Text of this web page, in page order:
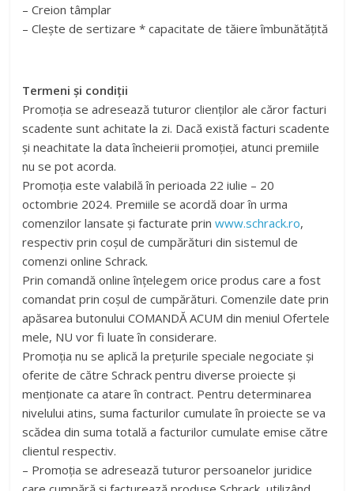
– Creion tâmplar
– Clește de sertizare * capacitate de tăiere îmbunătățită
Termeni și condiții
Promoţia se adresează tuturor clienţilor ale căror facturi
scadente sunt achitate la zi. Dacă există facturi scadente
și neachitate la data încheierii promoției, atunci premiile
nu se pot acorda.
Promoţia este valabilă în perioada 22 iulie – 20
octombrie 2024. Premiile se acordă doar în urma
comenzilor lansate și facturate prinwww.schrack.ro,
respectiv prin coșul de cumpărături din sistemul de
comenzi online Schrack.
Prin comandă online înțelegem orice produs care a fost
comandat prin coșul de cumpărături. Comenzile date prin
apăsarea butonului COMANDĂ ACUM din meniul Ofertele
mele, NU vor fi luate în considerare.
Promoţia nu se aplică la preţurile speciale negociate şi
oferite de către Schrack pentru diverse proiecte şi
menţionate ca atare în contract. Pentru determinarea
nivelului atins, suma facturilor cumulate în proiecte se va
scădea din suma totală a facturilor cumulate emise către
clientul respectiv.
– Promoţia se adresează tuturor persoanelor juridice